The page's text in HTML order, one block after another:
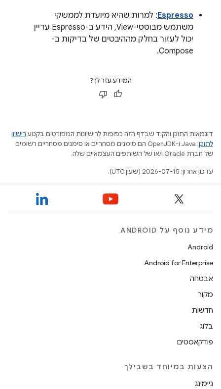
Espresso: למרות שהיא מיועדת לממשקי
משתמש מבוססי-View, הידע ב-Espresso עדיין
יכול לעזור בחלק מההיבטים של בדיקות ב-
Compose.
המידע עזר לך?
דוגמאות התוכן והקוד שבדף הזה כפופות לרישיונות המפורטים בקטע רישיון
לתוכן
.‏ Java ו-OpenJDK הם סימנים מסחריים או סימנים מסחריים רשומים
של חברת Oracle ו/או של השותפים העצמאיים שלה.
עדכון אחרון: 2026-07-15 (שעון UTC).
מידע נוסף על ANDROID
Android
Android for Enterprise
אבטחה
מקור
חדשות
בלוג
פודקאסטים
הצעות במיוחד בשבילך
גיימינג